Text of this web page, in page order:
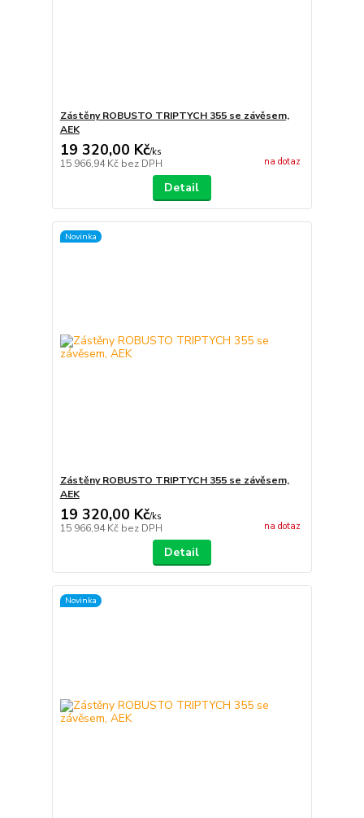
Zástěny ROBUSTO TRIPTYCH 355 se závěsem,
AEK
19 320,00 Kč/ks
15 966,94 Kč bez DPH na dotaz
Detail
Novinka
Zástěny ROBUSTO TRIPTYCH 355 se závěsem,
AEK
19 320,00 Kč/ks
15 966,94 Kč bez DPH na dotaz
Detail
Novinka